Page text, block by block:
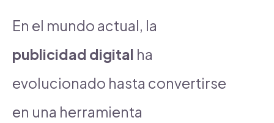
En el mundo actual, la
publicidad digital ha
evolucionado hasta convertirse
en una herramienta